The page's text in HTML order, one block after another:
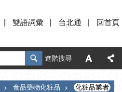
雙語詞彙 台北通 回首頁
進階搜尋
食品藥物化粧品 化粧品業者